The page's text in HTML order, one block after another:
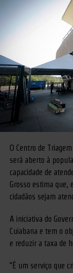
O Centro de
será aberto à
capacidade de
Grosso estima que,
cidadãos sejam
A iniciativa do
Cuiabana e tem o
e reduzir a taxa de
“É um serviço que